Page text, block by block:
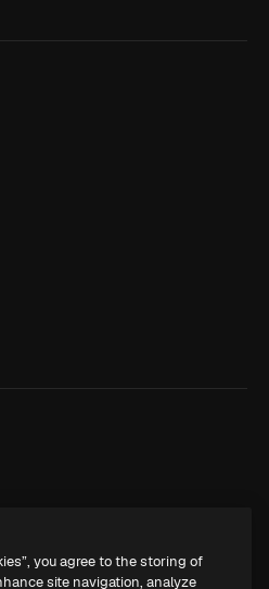
you agree to the storing of
site navigation, analyze